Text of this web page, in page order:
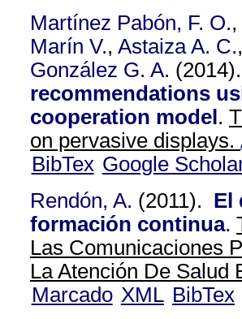
Martínez Pabón, F. O.,
Marín V., Astaiza A. C.,
González G. A. (2014).
recommendations
cooperation model .
on pervasive displays.
BibTex Google
Rendón, A. (2011). El
formación continua.
Las Comunicaciones
La Atención De Salud
Marcado XML BibTex